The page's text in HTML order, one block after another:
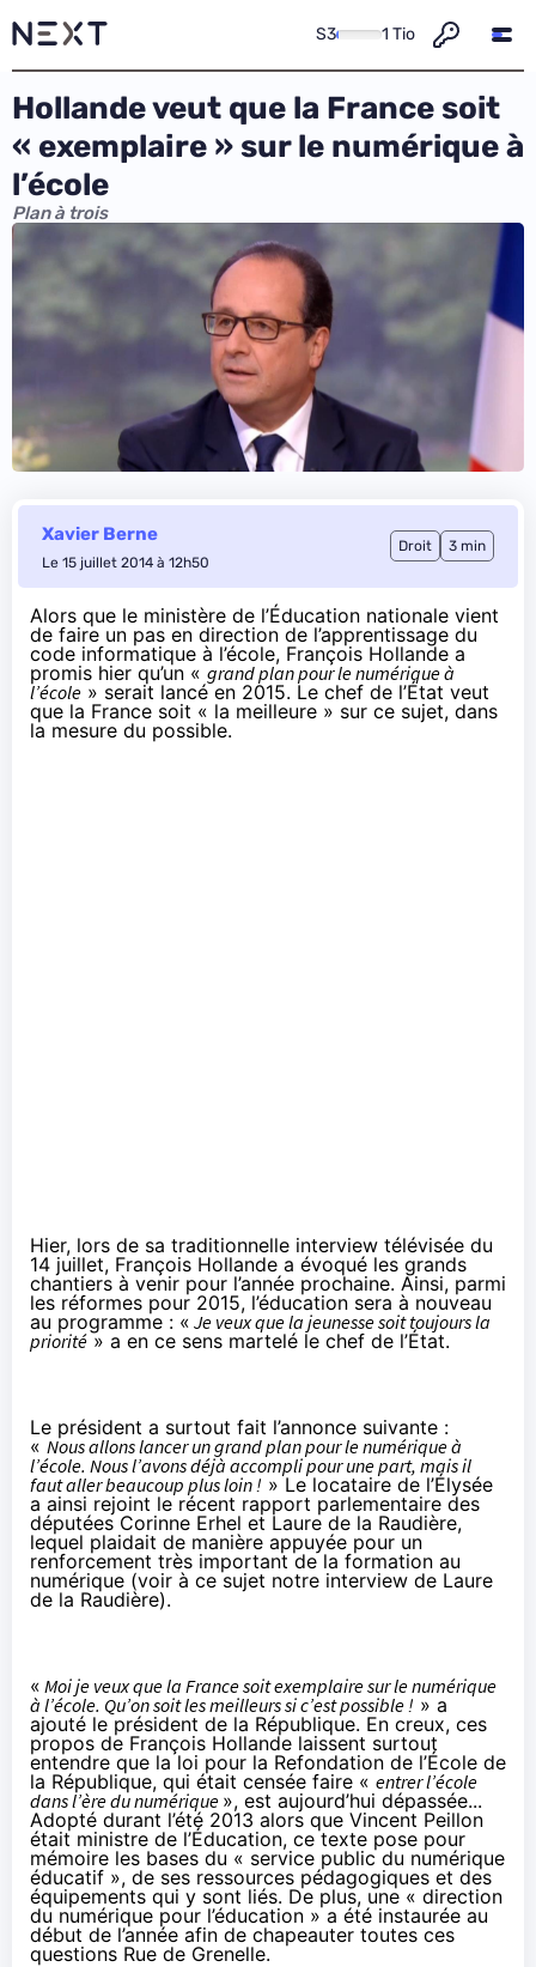
S3 1 Tio
Hollande veut que la France soit
« exemplaire » sur le numérique à
l’école
Plan à trois
Xavier Berne
Le 15 juillet 2014 à 12h50
Droit 3 min
Alors que le ministère de l’Éducation nationale vient
de faire un pas en direction de l’apprentissage du
code informatique à l’école, François Hollande a
promis hier qu’un « grand plan pour le numérique à
l’école » serait lancé en 2015. Le chef de l’État veut
que la France soit « la meilleure » sur ce sujet, dans
la mesure du possible.
Hier, lors de sa traditionnelle interview télévisée du
14 juillet, François Hollande a évoqué les grands
chantiers à venir pour l’année prochaine. Ainsi, parmi
les réformes pour 2015, l’éducation sera à nouveau
au programme : « Je veux que la jeunesse soit toujours la
priorité» a en ce sens martelé le chef de l’État.
Le président a surtout fait l’annonce suivante :
« Nous allons lancer un grand plan pour le numérique à
l’école. Nous l’avons déjà accompli pour une part, mais il
faut aller beaucoup plus loin ! » Le locataire de l’Élysée
a ainsi rejoint le récent rapport parlementaire des
députées Corinne Erhel et Laure de la Raudière,
lequel plaidait de manière appuyée pour un
renforcement très important de la formation au
numérique (voir à ce sujet notre interview de Laure
de la Raudière).
« Moi je veux que la France soit exemplaire sur le numérique
à l’école. Qu’on soit les meilleurs si c’est possible ! » a
ajouté le président de la République. En creux, ces
propos de François Hollande laissent surtout
entendre que laloi pour la Refondation de l’École de
la République, qui était censée faire « entrer l’école
dans l’ère du numérique », est aujourd’hui dépassée...
Adopté durant l’été 2013 alors que Vincent Peillon
était ministre de l’Éducation, ce texte pose pour
mémoire les bases du « service public du numérique
éducatif », de ses ressources pédagogiques et des
équipements qui y sont liés. De plus, une « direction
du numérique pour l’éducation » a été instaurée au
début de l’année afin de chapeauter toutes ces
questions Rue de Grenelle.